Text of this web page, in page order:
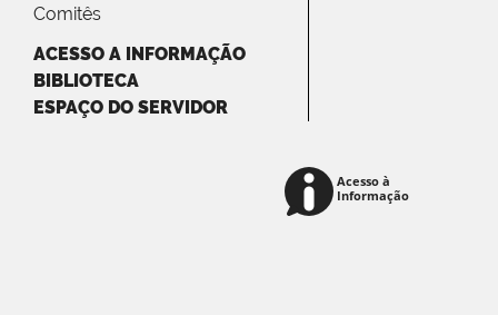
Comitês
ACESSO A INFORMAÇÃO
BIBLIOTECA
ESPAÇO DO SERVIDOR